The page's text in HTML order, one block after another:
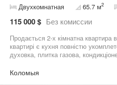
Двухкомнатная 65.7 м2
115 000 $ Без комиссии
Продається 2-х кімнатна квартира
квартирі є кухня повністю
духовка, плитка газова,
готова до проживання! Продаж від
Коломыя